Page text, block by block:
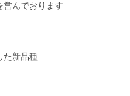
営んでおります
た新品種